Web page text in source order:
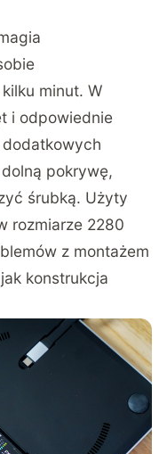
minut. W
i odpowiednie
pokrywę,
śrubką. Użyty
rozmiarze 2280
z montażem
konstrukcja